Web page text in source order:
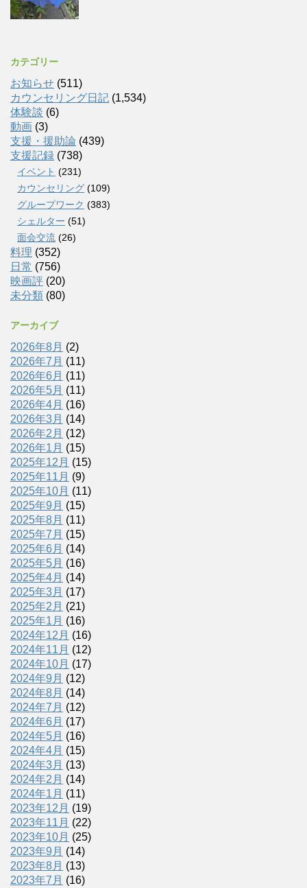
カテゴリー
お知らせ (511)
カウンセリング日記 (1,534)
体験談 (6)
動画 (3)
支援・援助論 (439)
支援記録 (738)
イベント (231)
カウンセリング (109)
グループワーク (383)
シェルター (51)
面会交流 (26)
料理 (352)
日常 (756)
映画評 (20)
未分類 (80)
アーカイブ
2026年8月 (2)
2026年7月 (11)
2026年6月 (11)
2026年5月 (11)
2026年4月 (16)
2026年3月 (14)
2026年2月 (12)
2026年1月 (15)
2025年12月 (15)
2025年11月 (9)
2025年10月 (11)
2025年9月 (15)
2025年8月 (11)
2025年7月 (15)
2025年6月 (14)
2025年5月 (16)
2025年4月 (14)
2025年3月 (17)
2025年2月 (21)
2025年1月 (16)
2024年12月 (16)
2024年11月 (12)
2024年10月 (17)
2024年9月 (12)
2024年8月 (14)
2024年7月 (12)
2024年6月 (17)
2024年5月 (16)
2024年4月 (15)
2024年3月 (13)
2024年2月 (14)
2024年1月 (11)
2023年12月 (19)
2023年11月 (22)
2023年10月 (25)
2023年9月 (14)
2023年8月 (13)
2023年7月 (16)